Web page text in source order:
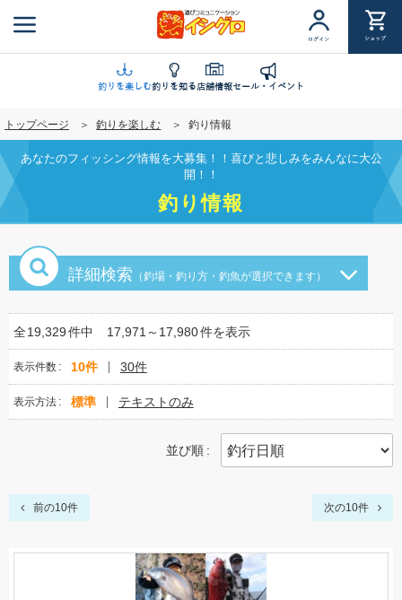
ン
に
移
動
ログイン ショップ
釣りを楽しむ釣りを知る店舗情報セール・イベント
トップページ 釣りを楽しむ 釣り情報
あなたのフィッシング情報を大募集！！喜びと悲しみをみんなに大公
開！！
釣り情報
詳細検索 （釣場・釣り方・釣魚が選択できます）
全19,329件中 17,971～17,980件を表示
表示件数 10件 30件
表示方法 標準 テキストのみ
並び順
前の10件 次の10件